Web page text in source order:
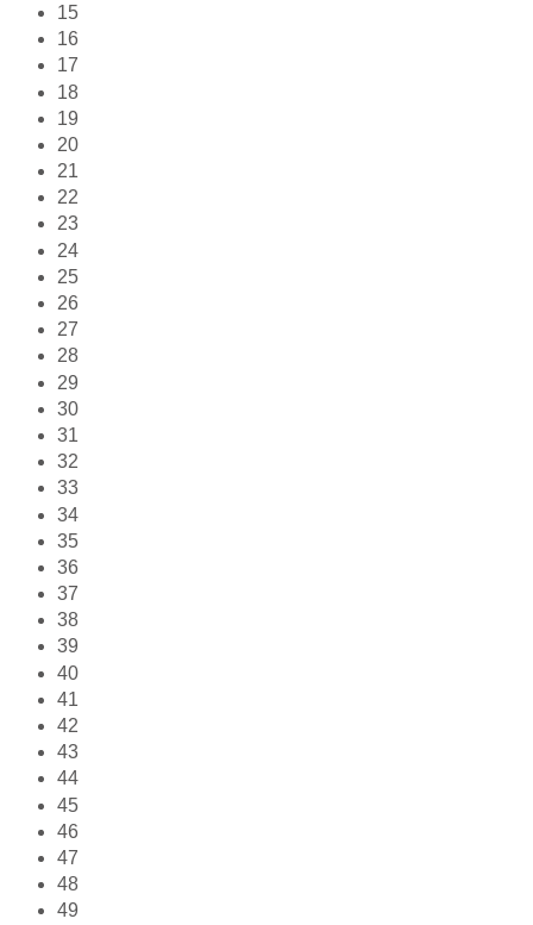
15
16
17
18
19
20
21
22
23
24
25
26
27
28
29
30
31
32
33
34
35
36
37
38
39
40
41
42
43
44
45
46
47
48
49